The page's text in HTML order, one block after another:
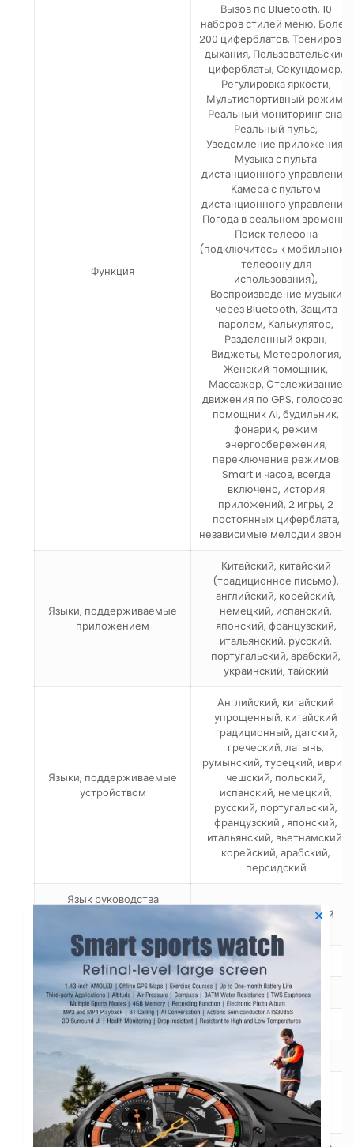
Функция
Вызов по Bluetooth, 10
наборов стилей меню, Более
200 циферблатов, Тренировка
дыхания, Пользовательские
циферблаты, Секундомер,
Регулировка яркости,
Мультиспортивный режим,
Реальный мониторинг сна,
Реальный пульс,
Уведомление приложения,
Музыка с пульта
дистанционного управления,
Камера с пультом
дистанционного управления,
Погода в реальном времени,
Поиск телефона
(подключитесь к мобильному
телефону для
использования),
Воспроизведение музыки
через Bluetooth, Защита
паролем, Калькулятор,
Разделенный экран,
Виджеты, Метеорология,
Женский помощник,
Массажер, Отслеживание
движения по GPS, голосовой
помощник AI, будильник,
фонарик, режим
энергосбережения,
переключение режимов
Smart и часов, всегда
включено, история
приложений, 2 игры, 2
постоянных циферблата,
независимые мелодии звонка
Языки, поддерживаемые
приложением
Китайский, китайский
(традиционное письмо),
английский, корейский,
немецкий, испанский,
японский, французский,
итальянский, русский,
португальский, арабский,
украинский, тайский
Языки, поддерживаемые
устройством
Английский, китайский
упрощенный, китайский
традиционный, датский,
греческий, латынь,
румынский, турецкий, иврит,
чешский, польский,
испанский, немецкий,
русский, португальский,
французский , японский,
итальянский, вьетнамский,
корейский, арабский,
персидский
Язык руководства
Китайский, английский
приложение WearPro
Чип RTL8762DK
ОС Android Android 6.0 и выше
Apple iOS 10.0 и выше
Датчик сердечного ритма
Zhangheng BD1773 (с
датчиком внешнего
контроля)
✕